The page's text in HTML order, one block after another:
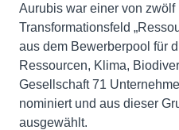
Aurubis war einer von
Transformationsfeld
aus dem Bewerberpool für
Ressourcen, Klima,
Gesellschaft 71
nominiert und aus dieser
ausgewählt.